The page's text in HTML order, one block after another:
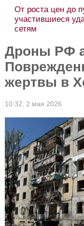
От роста цен до
участившиеся
сетям
Дроны РФ
жертвы в
10:32, 2 мая 2026